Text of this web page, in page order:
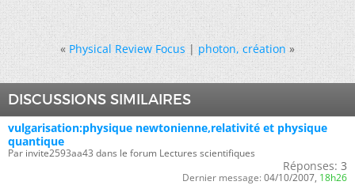
« Physical Review Focus|photon, création »
DISCUSSIONS SIMILAIRES
vulgarisation:physique newtonienne,relativité et physique
quantique
Par invite2593aa43 dans le forum Lectures scientifiques
Réponses: 3
Dernier message: 04/10/2007, 18h26